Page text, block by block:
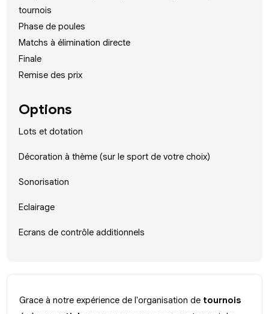
tournois
Phase de poules
Matchs à élimination directe
Finale
Remise des prix
Options
Lots et dotation
Décoration à thème (sur le sport de votre choix)
Sonorisation
Eclairage
Ecrans de contrôle additionnels
Grace à notre expérience de l'organisation de tournois